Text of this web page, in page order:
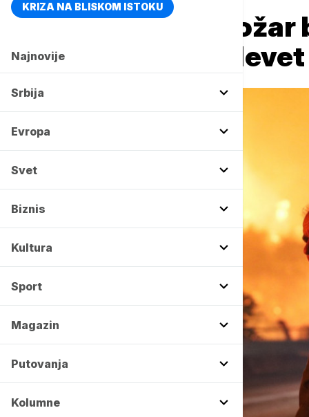
KRIZA NA BLISKOM ISTOKU
Najnovije
Srbija
Evropa
Svet
Biznis
Kultura
Sport
Magazin
Putovanja
Kolumne
Veliki šumski požar
Ahaja, gasi ga